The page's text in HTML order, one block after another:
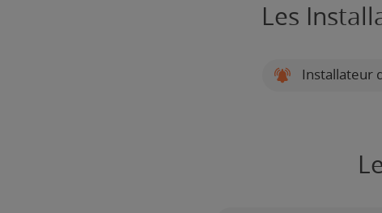
Les
Installateur